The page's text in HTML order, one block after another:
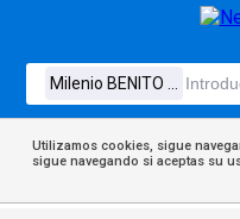
Utilizamos cookies, sigue
sigue navegando si aceptas su